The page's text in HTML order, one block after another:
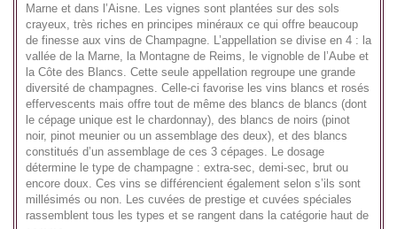
Marne et dans l’Aisne. Les vignes sont plantées sur des sols
crayeux, très riches en principes minéraux ce qui offre beaucoup
de finesse aux vins de Champagne. L’appellation se divise en 4 : la
vallée de la Marne, la Montagne de Reims, le vignoble de l’Aube et
la Côte des Blancs. Cette seule appellation regroupe une grande
diversité de champagnes. Celle-ci favorise les vins blancs et rosés
effervescents mais offre tout de même des blancs de blancs (dont
le cépage unique est le chardonnay), des blancs de noirs (pinot
noir, pinot meunier ou un assemblage des deux), et des blancs
constitués d’un assemblage de ces 3 cépages. Le dosage
détermine le type de champagne : extra-sec, demi-sec, brut ou
encore doux. Ces vins se différencient également selon s’ils sont
millésimés ou non. Les cuvées de prestige et cuvées spéciales
rassemblent tous les types et se rangent dans la catégorie haut de